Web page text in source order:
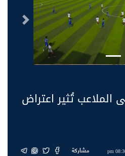
التالى
الملاعب تُثير اعتراض
مشاركة